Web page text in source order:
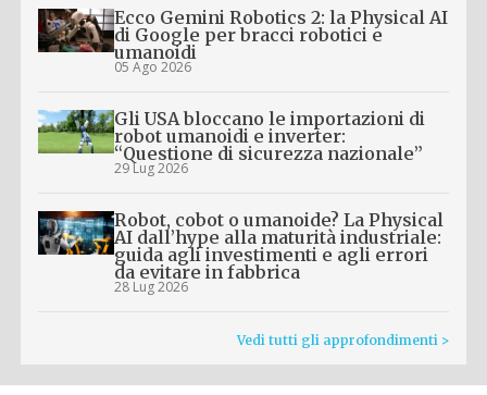
Ecco Gemini Robotics 2: la Physical AI
di Google per bracci robotici e
umanoidi
05 Ago 2026
Gli USA bloccano le importazioni di
robot umanoidi e inverter:
“Questione di sicurezza nazionale”
29 Lug 2026
Robot, cobot o umanoide? La Physical
AI dall’hype alla maturità industriale:
guida agli investimenti e agli errori
da evitare in fabbrica
28 Lug 2026
Vedi tutti gli approfondimenti >